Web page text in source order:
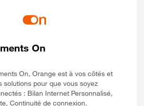
On
On, Orange est à vos côtés et
solutions pour que vous soyez
: Bilan Internet Personnalisé,
Continuité de connexion.